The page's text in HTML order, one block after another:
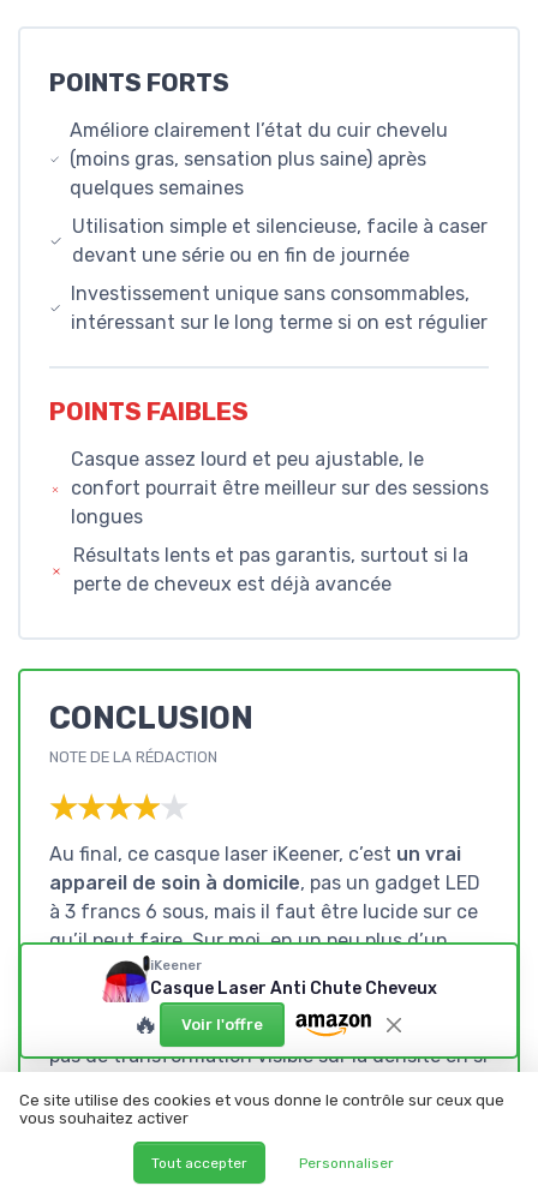
POINTS FORTS
Améliore clairement l’état du cuir chevelu
(moins gras, sensation plus saine) après
quelques semaines
Utilisation simple et silencieuse, facile à caser
devant une série ou en fin de journée
Investissement unique sans consommables,
intéressant sur le long terme si on est régulier
POINTS FAIBLES
Casque assez lourd et peu ajustable, le
confort pourrait être meilleur sur des sessions
longues
Résultats lents et pas garantis, surtout si la
perte de cheveux est déjà avancée
CONCLUSION
NOTE DE LA RÉDACTION
★★★★★
★★★★★
Au final, ce casque laser iKeener, c’est un vrai
appareil de soin à domicile, pas un gadget LED
à 3 francs 6 sous, mais il faut être lucide sur ce
qu’il peut faire. Sur moi, en un peu plus d’un
mois, j’ai surtout vu une amélioration du cuir
chevelu (moins gras, moins inconfort) et une
impression de chute un peu réduite. Par contre,
pas de transformation visible sur la densité en si
technologie : les effets vraiment visibles se
jouent plutôt sur plusieurs mois, et surtout si la
perte n’est pas encore trop avancée.
iKeener
Casque Laser Anti Chute Cheveux
🔥 Voir l'offre
Ce site utilise des cookies et vous donne le contrôle sur ceux que
vous souhaitez activer
Tout accepter Personnaliser